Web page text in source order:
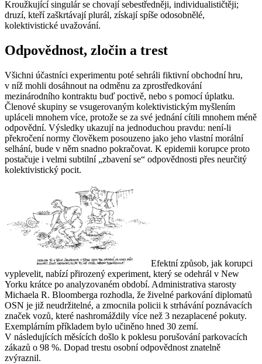
Kroužkující singulár se chovají sebestředněji, individualističtěji;
druzí, kteří zaškrtávají plurál, získají spíše odosobnělé,
kolektivistické uvažování.
Odpovědnost, zločin a trest
Všichni účastníci experimentu poté sehráli fiktivní obchodní hru,
v níž mohli dosáhnout na odměnu za zprostředkování
mezinárodního kontraktu buď poctivě, nebo s pomocí úplatku.
Členové skupiny se vsugerovaným kolektivistickým myšlením
upláceli mnohem více, protože se za své jednání cítili mnohem méně
odpovědní. Výsledky ukazují na jednoduchou pravdu: není-li
překročení normy člověkem posouzeno jako jeho vlastní morální
selhání, bude v něm snadno pokračovat. K epidemii korupce proto
postačuje i velmi subtilní „zbavení se“ odpovědnosti přes neurčitý
kolektivistický pocit.
Efektní způsob, jak korupci
vyplevelit, nabízí přirozený experiment, který se odehrál v New
Yorku krátce po analyzovaném období. Administrativa starosty
Michaela R. Bloomberga rozhodla, že živelné parkování diplomatů
OSN je již neudržitelné, a zmocnila policii k strhávání poznávacích
značek vozů, které nashromáždily více než 3 nezaplacené pokuty.
Exemplárním příkladem bylo učiněno hned 30 zemí.
V následujících měsících došlo k poklesu porušování parkovacích
zákazů o 98 %. Dopad trestu osobní odpovědnost znatelně
zvýraznil.